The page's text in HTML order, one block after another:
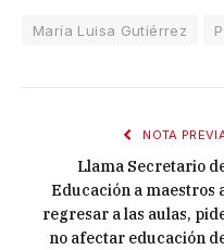
María Luisa Gutiérrez
NOTA
Llama Secretario
Educación a maestros
regresar a las aulas,
no afectar educación